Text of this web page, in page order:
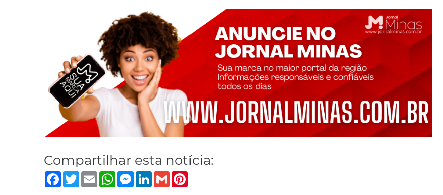
Compartilhar esta notícia:
Facebook
TwitterEmailWhatsApp
Messenger
LinkedIn
Gmail